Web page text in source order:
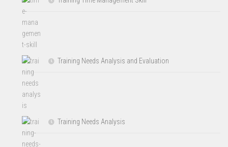
Training Needs Analysis and Evaluation
Training Needs Analysis